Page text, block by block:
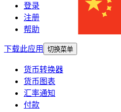
登录
注册
帮助
下载此应用
切换菜单
货币转换器
货币图表
汇率通知
付款